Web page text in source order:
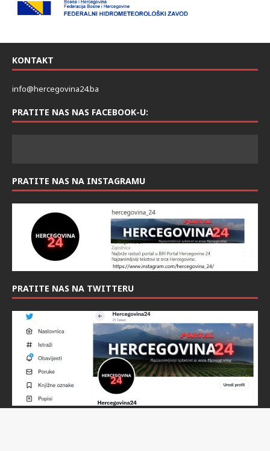
KONTAKT
info@hercegovina24.ba
PRATITE NAS NAS FACEBOOK-U:
PRATITE NAS NA INSTAGRAMU
PRATITE NAS NA TWITTERU